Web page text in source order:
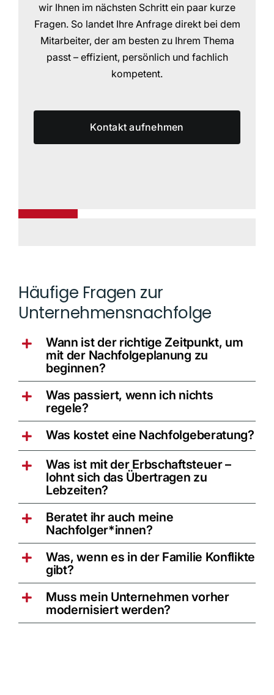
wir Ihnen im nächsten Schritt ein paar kurze
Fragen. So landet Ihre Anfrage direkt bei dem
Mitarbeiter, der am besten zu Ihrem Thema
passt – effizient, persönlich und fachlich
kompetent.
Kontakt aufnehmen
Häufige Fragen zur
Unternehmensnachfolge
Wann ist der richtige Zeitpunkt, um
mit der Nachfolgeplanung zu
beginnen?
Was passiert, wenn ich nichts
regele?
Was kostet eine Nachfolgeberatung?
Was ist mit der Erbschaftsteuer –
lohnt sich das Übertragen zu
Lebzeiten?
Beratet ihr auch meine
Nachfolger*innen?
Was, wenn es in der Familie Konflikte
gibt?
Muss mein Unternehmen vorher
modernisiert werden?